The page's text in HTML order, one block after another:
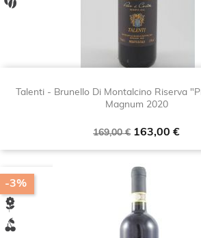
Talenti - Brunello Di Montalcino Riserva
Magnum 2020
Prezzo
169,00 € Prezzo
163,00 €
-3%